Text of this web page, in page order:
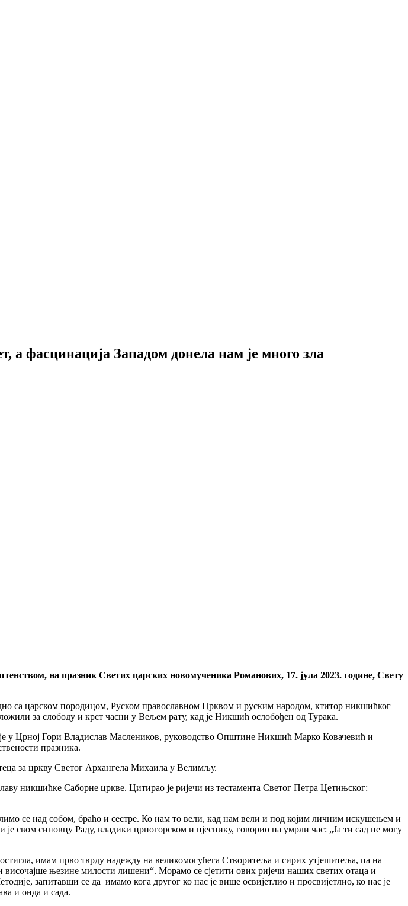
а фасцинација Западом донела нам је много зла
на празник Светих царских новомученика Романових, 17. јула 2023. године, Свету
са царском породицом, Руском православном Црквом и руским народом, ктитор никшићког
за слободу и крст часни у Вељем рату, кад је Никшић ослобођен од Турака.
у Црној Гори Владислав Маслеников, руководство Општине Никшић Марко Ковачевић и
празника.
за цркву Светог Архангела Михаила у Велимљу.
никшићке Саборне цркве. Цитирао је ријечи из тестамента Светог Петра Цетињског:
се над собом, браћо и сестре. Ко нам то вели, кад нам вели и под којим личним искушењем и
свом синовцу Раду, владики црногорском и пјеснику, говорио на умрли час: „Ја ти сад не могу
имам прво тврду надежду на великомогућега Створитеља и сирих утјешитеља, па на
њезине милости лишени“. Морамо се сјетити ових ријечи наших светих отаца и
запитавши се да имамо кога другог ко нас је више освијетлио и просвијетлио, ко нас је
и онда и сада.